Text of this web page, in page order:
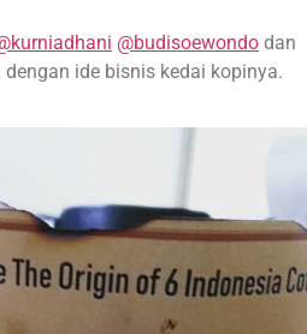
@budisoewondo dan
ide bisnis kedai kopinya.